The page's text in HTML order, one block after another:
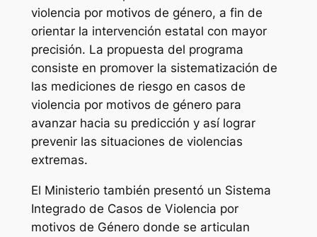
violencia por motivos de género, a fin de
orientar la intervención estatal con mayor
precisión. La propuesta del programa
consiste en promover la sistematización de
las mediciones de riesgo en casos de
violencia por motivos de género para
avanzar hacia su predicción y así lograr
prevenir las situaciones de violencias
extremas.
El Ministerio también presentó un Sistema
Integrado de Casos de Violencia por
motivos de Género donde se articulan